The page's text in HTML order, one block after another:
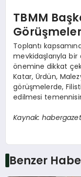
TBMM
Toplantı
mevkidaşlarıyla bir
önemine dikkat
Katar, Ürdün,
görüşmelerde,
edilmesi
Kaynak:
Benzer